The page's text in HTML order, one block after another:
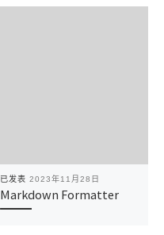
已发表 2023年11月28日
Markdown Formatter